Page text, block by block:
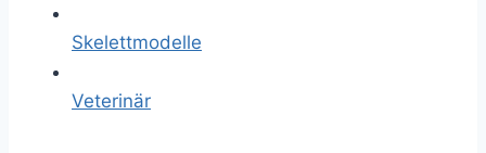
Skelettmodelle
Veterinär